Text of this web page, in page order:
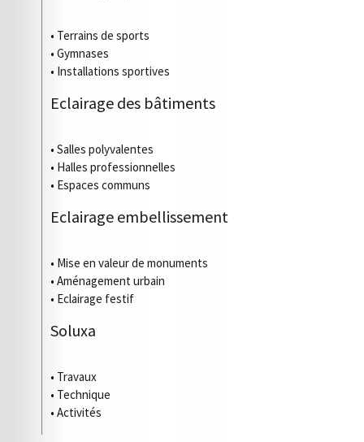
• Terrains de sports
• Gymnases
• Installations sportives
Eclairage des bâtiments
• Salles polyvalentes
• Halles professionnelles
• Espaces communs
Eclairage embellissement
• Mise en valeur de monuments
• Aménagement urbain
• Eclairage festif
Soluxa
• Travaux
• Technique
• Activités